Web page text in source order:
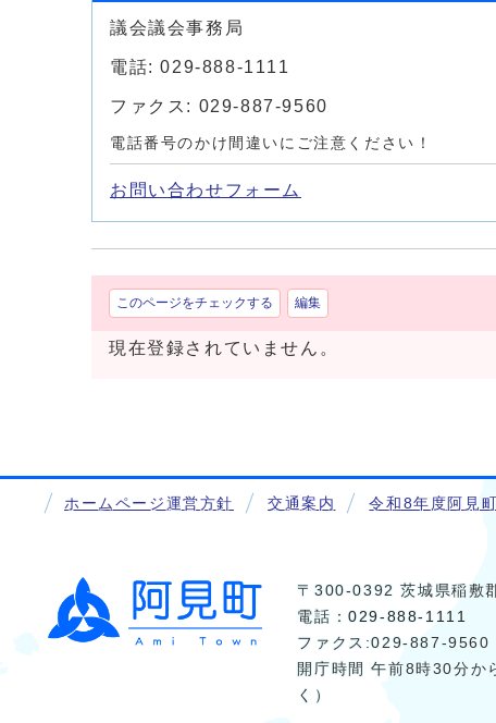
議会議会事務局
電話: 029-888-1111
ファクス: 029-887-9560
電話番号のかけ間違いにご注意ください！
お問い合わせフォーム
このページをチェックする 編集
現在登録されていません。
ホームページ運営方針 交通案内 令和8年度阿見
〒300-0392 茨城県稲敷
電話：029-888-1111
ファクス:029-887-9560
開庁時間 午前8時30分か
く）